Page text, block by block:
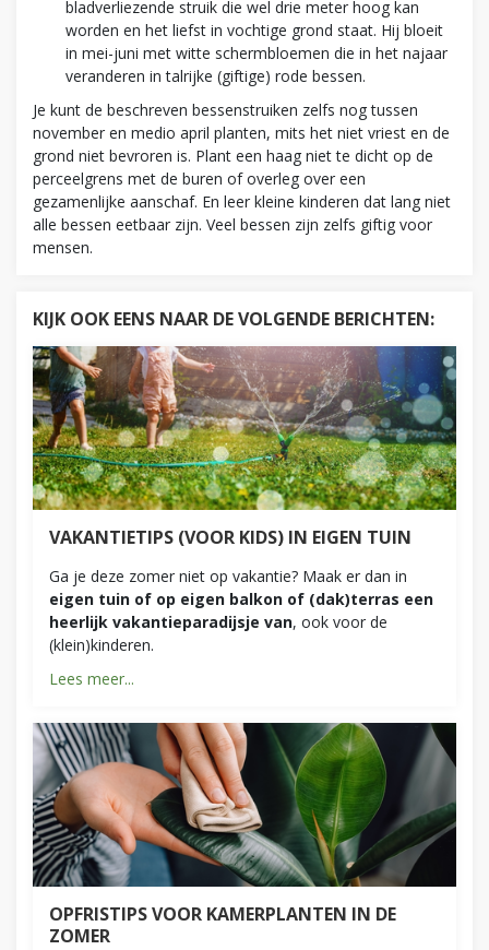
bladverliezende struik die wel drie meter hoog kan
worden en het liefst in vochtige grond staat. Hij bloeit
in mei-juni met witte schermbloemen die in het najaar
veranderen in talrijke (giftige) rode bessen.
Je kunt de beschreven bessenstruiken zelfs nog tussen
november en medio april planten, mits het niet vriest en de
grond niet bevroren is. Plant een haag niet te dicht op de
perceelgrens met de buren of overleg over een
gezamenlijke aanschaf. En leer kleine kinderen dat lang niet
alle bessen eetbaar zijn. Veel bessen zijn zelfs giftig voor
mensen.
KIJK OOK EENS NAAR DE VOLGENDE BERICHTEN:
VAKANTIETIPS (VOOR KIDS) IN EIGEN TUIN
Ga je deze zomer niet op vakantie? Maak er dan in
eigen tuin of op eigen balkon of (dak)terras een
heerlijk vakantieparadijsje van, ook voor de
(klein)kinderen.
Lees meer...
OPFRISTIPS VOOR KAMERPLANTEN IN DE
ZOMER